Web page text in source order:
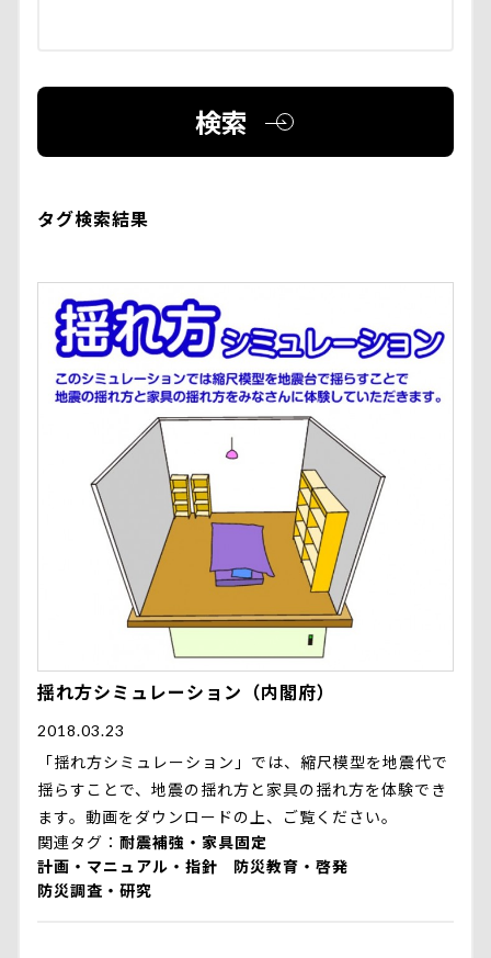
検索
タグ検索結果
揺れ方シミュレーション（内閣府）
2018.03.23
「揺れ方シミュレーション」では、縮尺模型を地震代で
揺らすことで、地震の揺れ方と家具の揺れ方を体験でき
ます。動画をダウンロードの上、ご覧ください。
関連タグ
耐震補強・家具固定
計画・マニュアル・指針
防災教育・啓発
防災調査・研究